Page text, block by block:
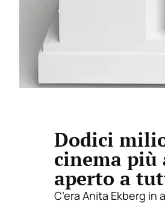
Dodici
cinema
aperto a
C’era Anita Ekberg